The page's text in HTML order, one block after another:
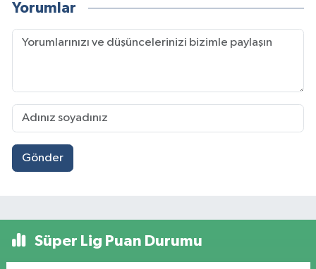
Yorumlar
Gönder
Süper Lig Puan Durumu